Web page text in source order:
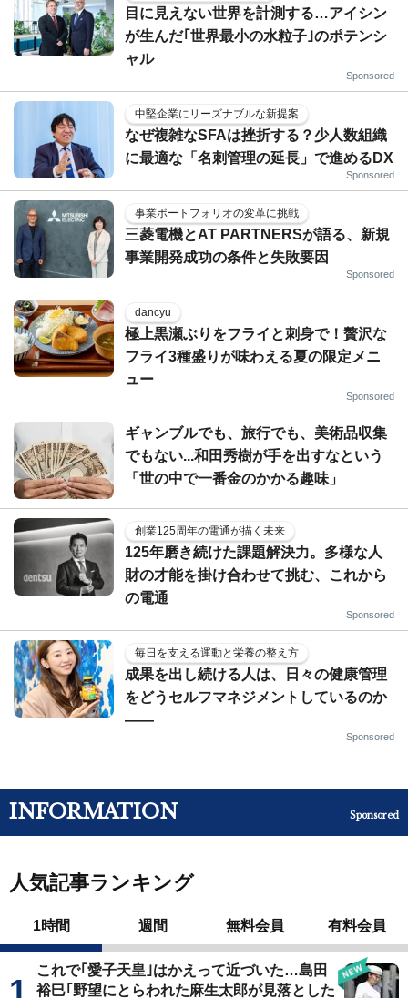
目に見えない世界を計測する…アイシン
が生んだ｢世界最小の水粒子｣のポテンシ
ャル
Sponsored
中堅企業にリーズナブルな新提案
なぜ複雑なSFAは挫折する？少人数組織
に最適な「名刺管理の延長」で進めるDX
Sponsored
事業ポートフォリオの変革に挑戦
三菱電機とAT PARTNERSが語る、新規
事業開発成功の条件と失敗要因
Sponsored
dancyu
極上黒瀬ぶりをフライと刺身で！贅沢な
フライ3種盛りが味わえる夏の限定メニ
ュー
Sponsored
ギャンブルでも、旅行でも、美術品収集
でもない...和田秀樹が手を出すなという
「世の中で一番金のかかる趣味」
創業125周年の電通が描く未来
125年磨き続けた課題解決力。多様な人
財の才能を掛け合わせて挑む、これから
の電通
Sponsored
毎日を支える運動と栄養の整え方
成果を出し続ける人は、日々の健康管理
をどうセルフマネジメントしているのか
——
Sponsored
INFORMATION Sponsored
人気記事ランキング
1時間 週間 無料会員 有料会員
これで｢愛子天皇｣はかえって近づいた…島田
裕巳｢野望にとらわれた麻生太郎が見落とした